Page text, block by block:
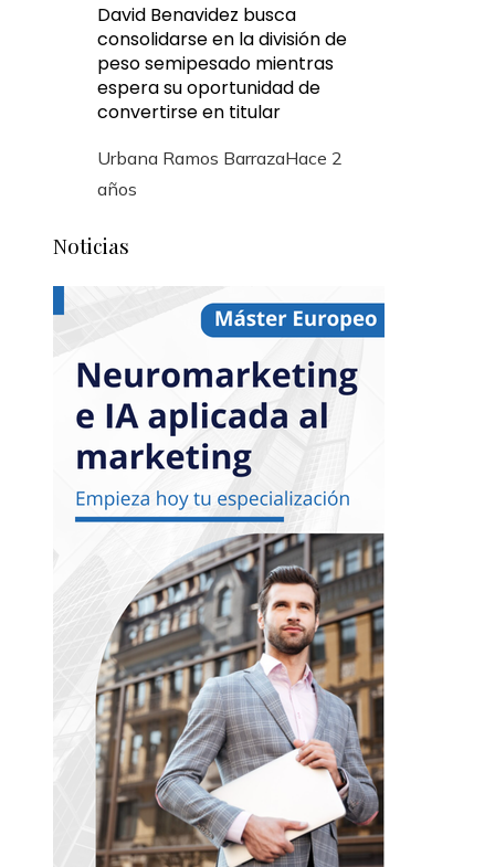
David Benavidez busca
consolidarse en la división de
peso semipesado mientras
espera su oportunidad de
convertirse en titular
Urbana Ramos BarrazaHace 2
años
Noticias